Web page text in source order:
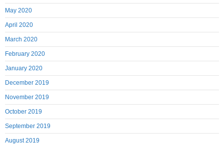
May 2020
April 2020
March 2020
February 2020
January 2020
December 2019
November 2019
October 2019
September 2019
August 2019